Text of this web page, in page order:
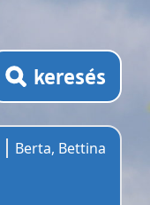
keresés
Berta, Bettina